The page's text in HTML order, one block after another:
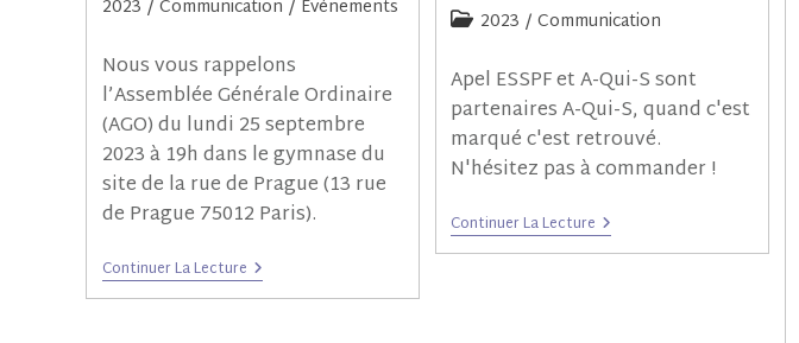
2023 / Communication / Evénements
Nous vous rappelons
l’Assemblée Générale Ordinaire
(AGO) du lundi 25 septembre
2023 à 19h dans le gymnase du
site de la rue de Prague (13 rue
de Prague 75012 Paris).
Continuer La Lecture
2023 / Communication
Apel ESSPF et A-Qui-S sont
partenaires A-Qui-S, quand c'est
marqué c'est retrouvé.
N'hésitez pas à commander !
Continuer La Lecture